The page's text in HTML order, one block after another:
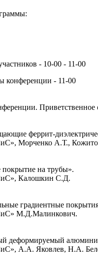
- 10-00 - 11-00
конференции - 11-00
Приветственное
феррит-
Морченко А.Т.,
на трубы».
Калошкин С.Д.
градиентные
М.Д.Малинкович.
деформируемый
А.А. Яковлев, Н.А.